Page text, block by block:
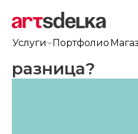
Услуги Портфолио
RGB и CMYK
разница?